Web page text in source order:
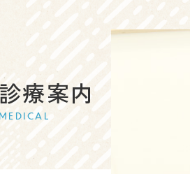
診療案内
MEDICAL